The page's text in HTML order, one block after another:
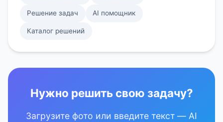
Решение задач AI помощник
Каталог решений
Нужно решить свою задачу?
Загрузите фото или введите текст — AI